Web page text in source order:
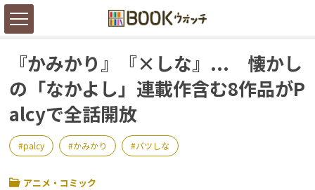
『かみかり』『×しな』... 懐かし
の「なかよし」連載作含む8作品がP
alcyで全話開放
palcy かみかり バツしな
アニメ・コミック